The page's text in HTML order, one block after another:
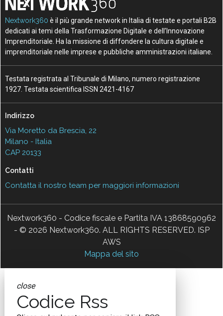
Nextwork360 è il più grande network in Italia di testate e portali B2B
dedicati ai temi della Trasformazione Digitale e dell’Innovazione
Imprenditoriale. Ha la missione di diffondere la cultura digitale e
imprenditoriale nelle imprese e pubbliche amministrazioni italiane.
Testata registrata al Tribunale di Milano, numero registrazione
1927. Testata scientifica ISSN 2421-4167
Indirizzo
Via Moretto da Brescia, 22
Milano - Italia
CAP 20133
Contatti
Contatta il nostro team per maggiori informazioni
Nextwork360 - Codice fiscale e Partita IVA 13868590962
- © 2026 Nextwork360. ALL RIGHTS RESERVED. ISP
AWS
Mappa del sito
close
Codice Rss